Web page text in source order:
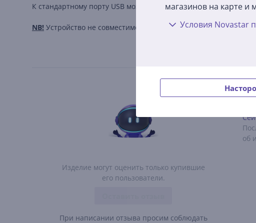
магазинов на карте и
Условия Novastar
К стандартному порту USB можно подключать внешний
NB! Устройство не совместимо с внешним жестким диском G-
Изделие могут оценить только купившие
его пользователи.
При написании отзыва просим соблюдать
об